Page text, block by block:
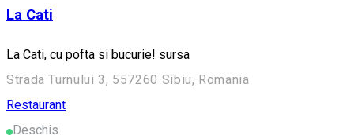
La Cati
La Cati, cu pofta si bucurie! sursa
Strada Turnului 3, 557260 Sibiu, Romania
Restaurant
Deschis